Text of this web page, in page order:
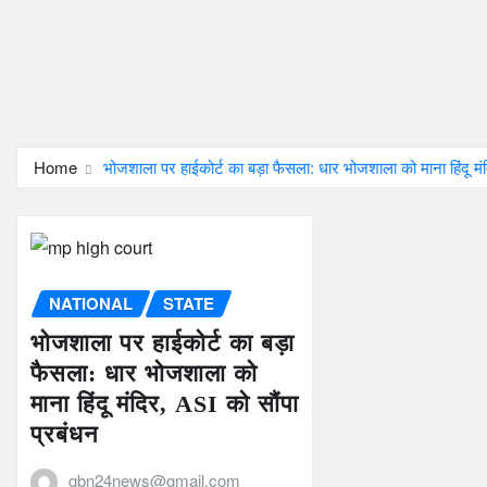
Home भोजशाला पर हाईकोर्ट का बड़ा फैसला: धार भोजशाला को माना हिंदू
NATIONAL STATE
भोजशाला पर हाईकोर्ट का बड़ा
फैसला: धार भोजशाला को
माना हिंदू मंदिर, ASI को सौंपा
प्रबंधन
gbn24news@gmail.com